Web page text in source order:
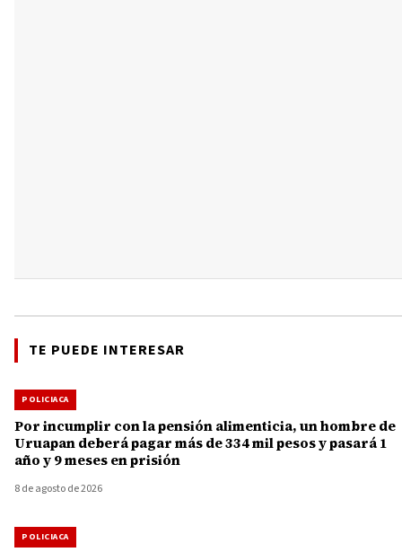
TE PUEDE INTERESAR
POLICIACA
Por incumplir con la pensión alimenticia, un hombre de
Uruapan deberá pagar más de 334 mil pesos y pasará 1
año y 9 meses en prisión
8 de agosto de 2026
POLICIACA